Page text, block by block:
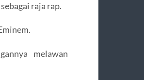
raja rap.
melawan